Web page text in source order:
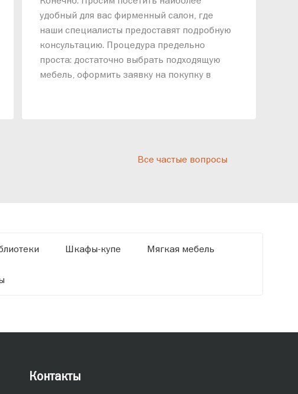
удобный для вас фирменный салон, где
наши специалисты предоставят подробную
консультацию. Процедура предельно
проста: достаточно выбрать подходящую
мебель, оформить заявку на покупку в
Все частые вопросы
Шкафы-купе Мягкая мебель
Контакты